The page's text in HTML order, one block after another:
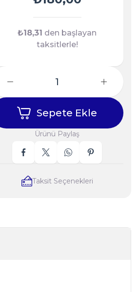
₺18,31 den başlayan
taksitlerle!
Sepete Ekle
Ürünü Paylaş
Taksit Seçenekleri